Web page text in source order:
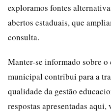
exploramos fontes
abertos estaduais, que
consulta.
Manter-se informado sobre
municipal contribui para a
qualidade da gestão
respostas apresentadas